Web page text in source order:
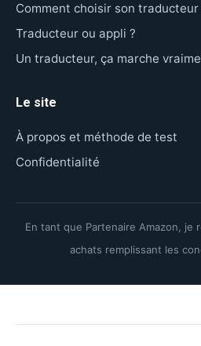
Comment choisir son traducteur
Traducteur ou appli ?
Un traducteur, ça marche
Le site
À propos et méthode de test
Confidentialité
En tant que Partenaire Amazon, je
achats remplissant les